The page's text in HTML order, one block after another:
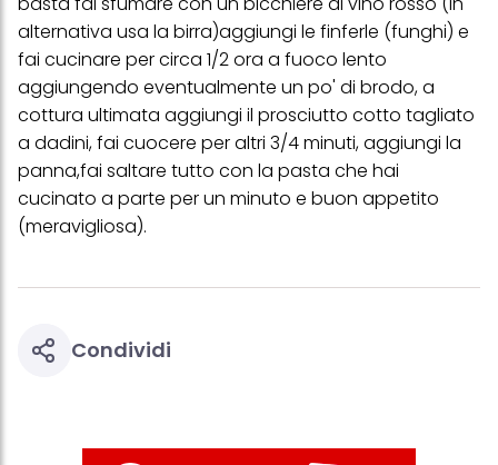
alternativa usa la birra)aggiungi le finferle (funghi) e
fai cucinare per circa 1/2 ora a fuoco lento
aggiungendo eventualmente un po' di brodo, a
cottura ultimata aggiungi il prosciutto cotto tagliato
a dadini, fai cuocere per altri 3/4 minuti, aggiungi la
panna,fai saltare tutto con la pasta che hai
cucinato a parte per un minuto e buon appetito
(meravigliosa).
Condividi